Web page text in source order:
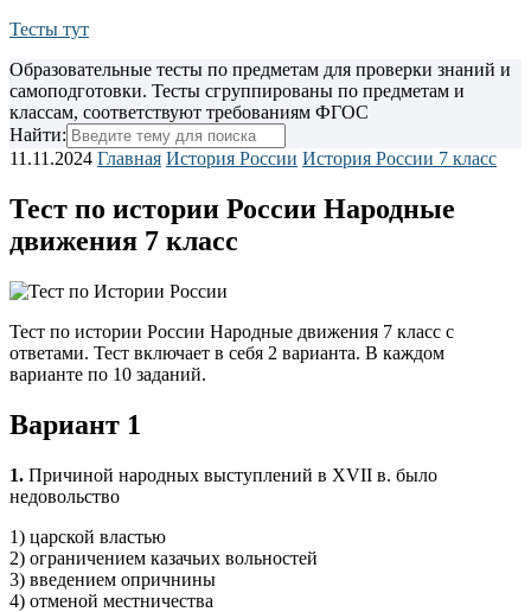
Тесты тут
Образовательные тесты по предметам для проверки знаний и
самоподготовки. Тесты сгруппированы по предметам и
классам, соответствуют требованиям ФГОС
Найти:
11.11.2024 Главная История России История России 7 класс
Тест по истории России Народные
движения 7 класс
Тест по истории России Народные движения 7 класс с
ответами. Тест включает в себя 2 варианта. В каждом
варианте по 10 заданий.
Вариант 1
1. Причиной народных выступлений в XVII в. было
недовольство
1) царской властью
2) ограничением казачьих вольностей
3) введением опричнины
4) отменой местничества